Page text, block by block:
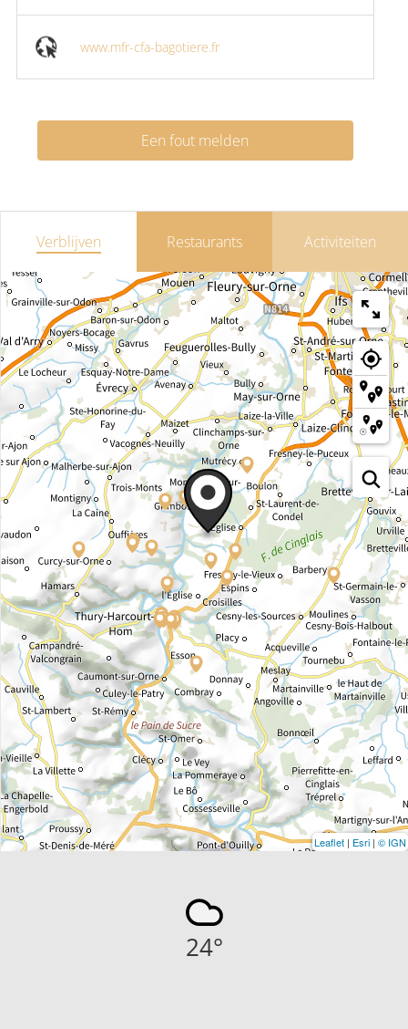
www.mfr-cfa-bagotiere.fr
Een fout melden
Verblijven Restaurants Activiteiten
Leaflet | Esri | © IGN
24°